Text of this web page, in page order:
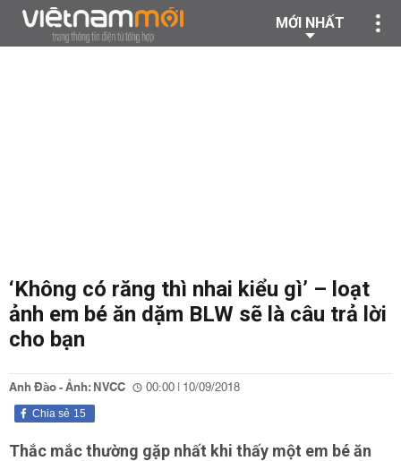
MỚI NHẤT
‘Không có răng thì nhai kiểu gì’ – loạt
ảnh em bé ăn dặm BLW sẽ là câu trả lời
cho bạn
Anh Đào - Ảnh: NVCC 00:00 | 10/09/2018
15
Chia sẻ
Thắc mắc thường gặp nhất khi thấy một em bé ăn